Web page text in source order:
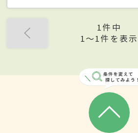
1件中
1〜1件を表示